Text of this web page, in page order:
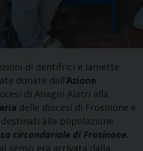
di dentifrici e lamette
donate dall’Azione
di Anagni-Alatri alla
delle diocesi di Frosinone e
alla popolazione
circondariale di Frosinone.
senso era arrivata dalla